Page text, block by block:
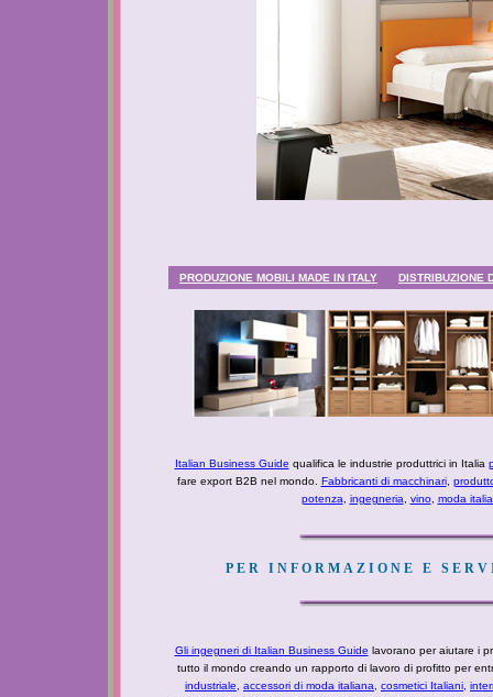
PRODUZIONE MOBILI MADE IN ITALY DISTRIBUZIONE
Italian Business Guide qualifica le industrie produttrici in Italia
fare export B2B nel mondo. Fabbricanti di macchinari,
potenza
ingegneria vino, moda
PER INFORMAZIONE E
Gli ingegneri di Italian Business Guide lavorano per aiutare i
tutto il mondo creando un rapporto di lavoro di profitto per
industriale
accessori di moda italiana, cosmetici Italiani,